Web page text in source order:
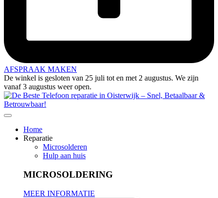
AFSPRAAK MAKEN
De winkel is gesloten van 25 juli tot en met 2 augustus. We zijn
vanaf 3 augustus weer open.
Home
Reparatie
Microsolderen
Hulp aan huis
MICROSOLDERING
MEER INFORMATIE